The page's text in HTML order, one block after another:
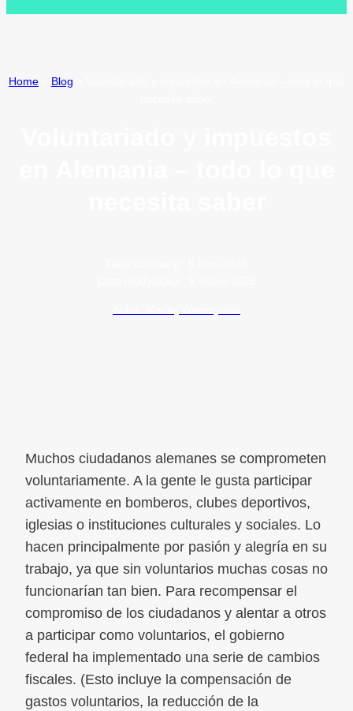
Home Blog
Muchos ciudadanos alemanes se comprometen
voluntariamente. A la gente le gusta participar
activamente en bomberos, clubes deportivos,
iglesias o instituciones culturales y sociales. Lo
hacen principalmente por pasión y alegría en su
trabajo, ya que sin voluntarios muchas cosas no
funcionarían tan bien. Para recompensar el
compromiso de los ciudadanos y alentar a otros
a participar como voluntarios, el gobierno
federal ha implementado una serie de cambios
fiscales. (Esto incluye la compensación de
gastos voluntarios, la reducción de la